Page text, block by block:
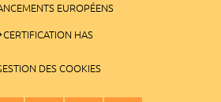
EUROPÉENS
CERTIFICATION HAS
DES COOKIES